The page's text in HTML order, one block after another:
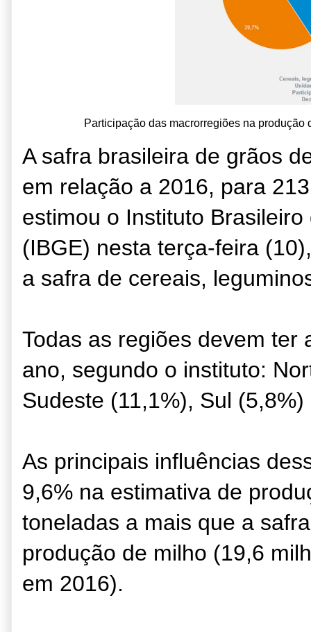
Participação das macrorregiões na
A safra brasileira de grãos
em relação a 2016, para
estimou o Instituto
(IBGE) nesta terça-feira
a safra de cereais,
Todas as regiões devem ter
ano, segundo o instituto:
Sudeste (11,1%), Sul
As principais influências
9,6% na estimativa de
toneladas a mais que a
produção de milho (19,6
em 2016).